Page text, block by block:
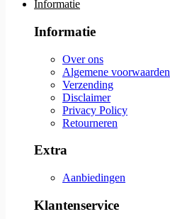
Informatie
Informatie
Over ons
Algemene voorwaarden
Verzending
Disclaimer
Privacy Policy
Retourneren
Extra
Aanbiedingen
Klantenservice